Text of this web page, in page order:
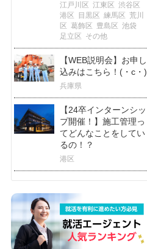
江戸川区 江東区 渋谷区
港区
目黒区 練馬区 荒川
区 葛飾区 豊島区 池袋
足立区
その他
【WEB説明会】お申し
込みはこちら！(・c・)
兵庫県
【24卒インターンシッ
プ開催！】施工管理っ
てどんなことをしてい
るの！？
港区